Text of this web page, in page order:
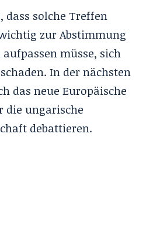
dass solche Treffen
zur Abstimmung
müsse, sich
In der nächsten
das neue Europäische
die ungarische
debattieren.